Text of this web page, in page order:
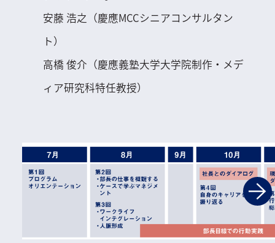
安藤 浩之（慶應MCCシニアコンサルタン
ト）
高橋 俊介（慶應義塾大学大学院制作・メデ
ィア研究科特任教授）